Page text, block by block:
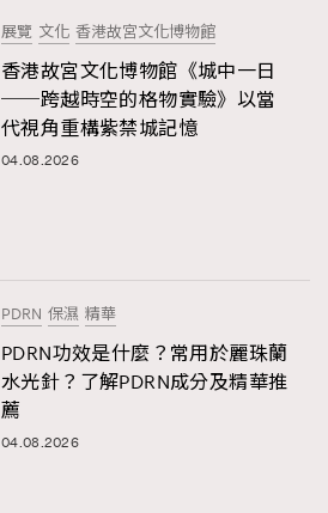
展覽 文化 香港故宮文化博物館
香港故宮文化博物館《城中一日
──跨越時空的格物實驗》以當
代視角重構紫禁城記憶
04.08.2026
PDRN 保濕 精華
PDRN功效是什麼？常用於麗珠蘭
水光針？了解PDRN成分及精華推
薦
04.08.2026